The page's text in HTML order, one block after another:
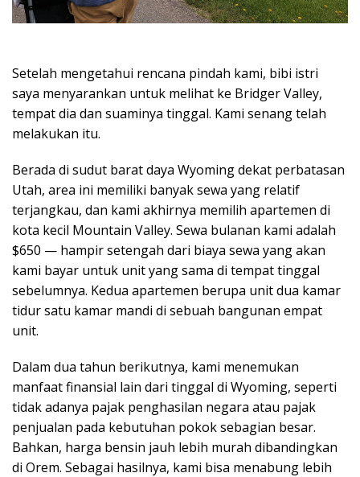
Setelah mengetahui rencana pindah kami, bibi istri
saya menyarankan untuk melihat ke Bridger Valley,
tempat dia dan suaminya tinggal. Kami senang telah
melakukan itu.
Berada di sudut barat daya Wyoming dekat perbatasan
Utah, area ini memiliki banyak sewa yang relatif
terjangkau, dan kami akhirnya memilih apartemen di
kota kecil Mountain Valley. Sewa bulanan kami adalah
$650 — hampir setengah dari biaya sewa yang akan
kami bayar untuk unit yang sama di tempat tinggal
sebelumnya. Kedua apartemen berupa unit dua kamar
tidur satu kamar mandi di sebuah bangunan empat
unit.
Dalam dua tahun berikutnya, kami menemukan
manfaat finansial lain dari tinggal di Wyoming, seperti
tidak adanya pajak penghasilan negara atau pajak
penjualan pada kebutuhan pokok sebagian besar.
Bahkan, harga bensin jauh lebih murah dibandingkan
di Orem. Sebagai hasilnya, kami bisa menabung lebih